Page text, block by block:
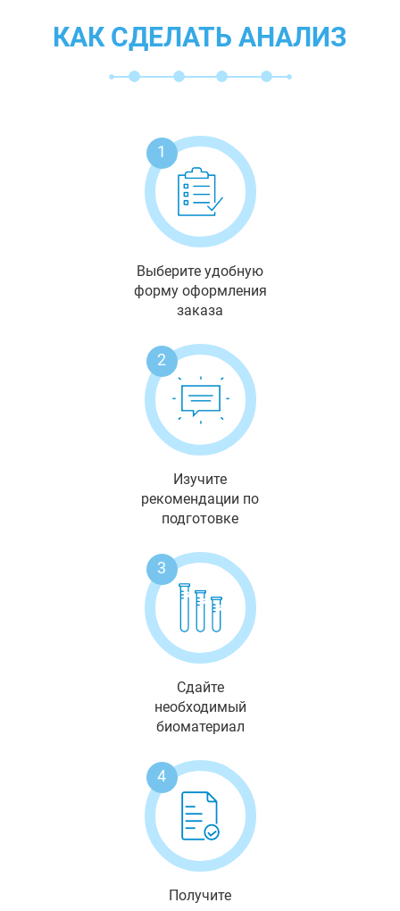
КАК СДЕЛАТЬ АНАЛИЗ
1
Выберите удобную
форму оформления
заказа
2
Изучите
рекомендации по
подготовке
3
Сдайте
необходимый
биоматериал
4
Получите